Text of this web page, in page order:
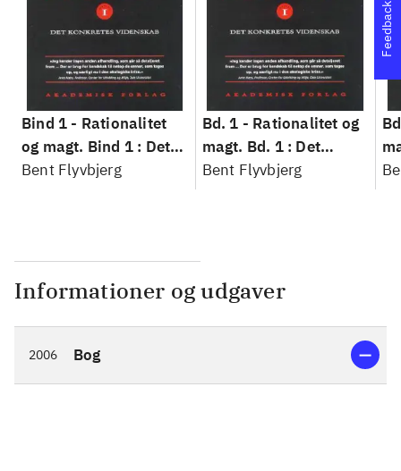
Bind 1 - Rationalitet
og magt. Bind 1 : Det
konkretes videnskab
Bent Flyvbjerg
Bd. 1 - Rationalitet og
magt. Bd. 1 : Det
konkretes videnskab
Bent Flyvbjerg
Informationer og udgaver
2006 Bog
Feedback